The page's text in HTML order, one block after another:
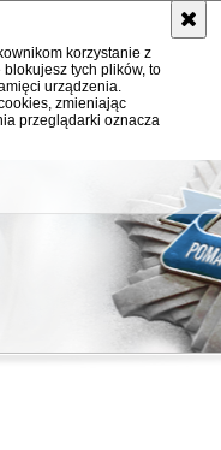
korzystanie z
tych plików, to
urządzenia.
zmieniając
przeglądarki oznacza